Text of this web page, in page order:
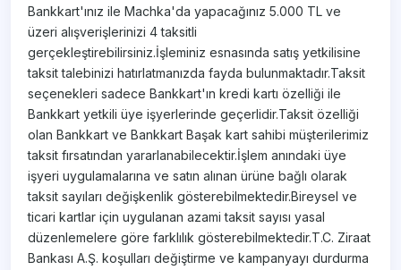
Bankkart'ınız ile Machka'da yapacağınız 5.000 TL ve
üzeri alışverişlerinizi 4 taksitli
gerçekleştirebilirsiniz.İşleminiz esnasında satış yetkilisine
taksit talebinizi hatırlatmanızda fayda bulunmaktadır.Taksit
seçenekleri sadece Bankkart'ın kredi kartı özelliği ile
Bankkart yetkili üye işyerlerinde geçerlidir.Taksit özelliği
olan Bankkart ve Bankkart Başak kart sahibi müşterilerimiz
taksit fırsatından yararlanabilecektir.İşlem anındaki üye
işyeri uygulamalarına ve satın alınan ürüne bağlı olarak
taksit sayıları değişkenlik gösterebilmektedir.Bireysel ve
ticari kartlar için uygulanan azami taksit sayısı yasal
düzenlemelere göre farklılık gösterebilmektedir.T.C. Ziraat
Bankası A.Ş. koşulları değiştirme ve kampanyayı durdurma